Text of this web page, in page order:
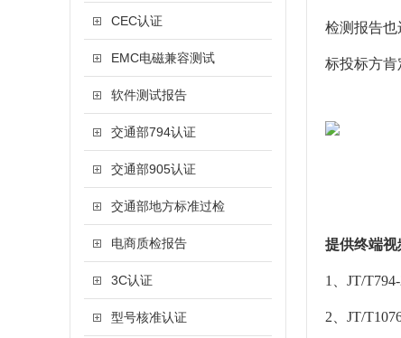
检测报告也
标投标方肯
提供终端视
1、JT/
2、JT/
CEC认证
EMC电磁兼容测试
软件测试报告
交通部794认证
交通部905认证
交通部地方标准过检
电商质检报告
3C认证
型号核准认证